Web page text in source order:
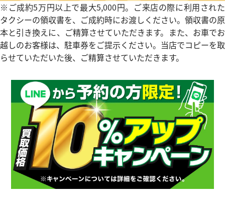
※ご成約5万円以上で最大5,000円。ご来店の際に利用された
タクシーの領収書を、ご成約時にお渡しください。領収書の原
本と引き換えに、ご精算させていただきます。また、お車でお
越しのお客様は、駐車券をご提示ください。当店でコピーを取
らせていただいた後、ご精算させていただきます。